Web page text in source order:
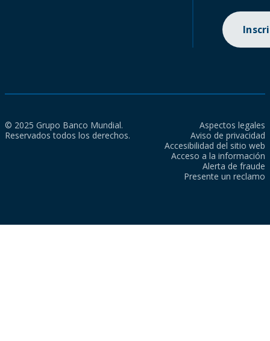
© 2025 Grupo Banco Mundial.
Reservados todos los derechos.
Aspectos legales
Aviso de privacidad
Accesibilidad del sitio web
Acceso a la información
Alerta de fraude
Presente un reclamo